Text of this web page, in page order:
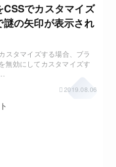
でカスタマイズ
謎の矢印が表示され
スタマイズする場合、ブラ
無効にしてカスタマイズす
2019.08.06